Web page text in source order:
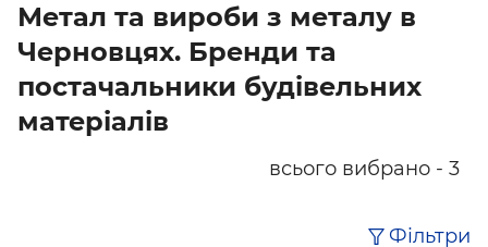
Метал та вироби з металу в
Черновцях. Бренди та
постачальники будівельних
матеріалів
всього вибрано - 3
Фільтри